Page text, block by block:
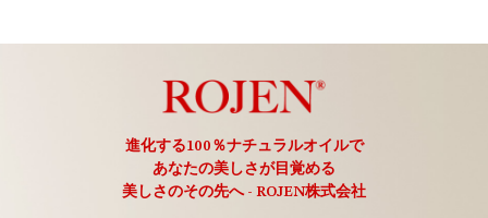
進化する100％ナチュラルオイルで
あなたの美しさが目覚める
美しさのその先へ - ROJEN株式会社